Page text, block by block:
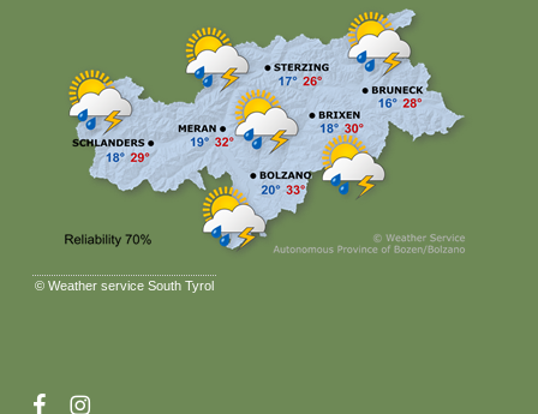
© Weather service South Tyrol
facebookinstagram